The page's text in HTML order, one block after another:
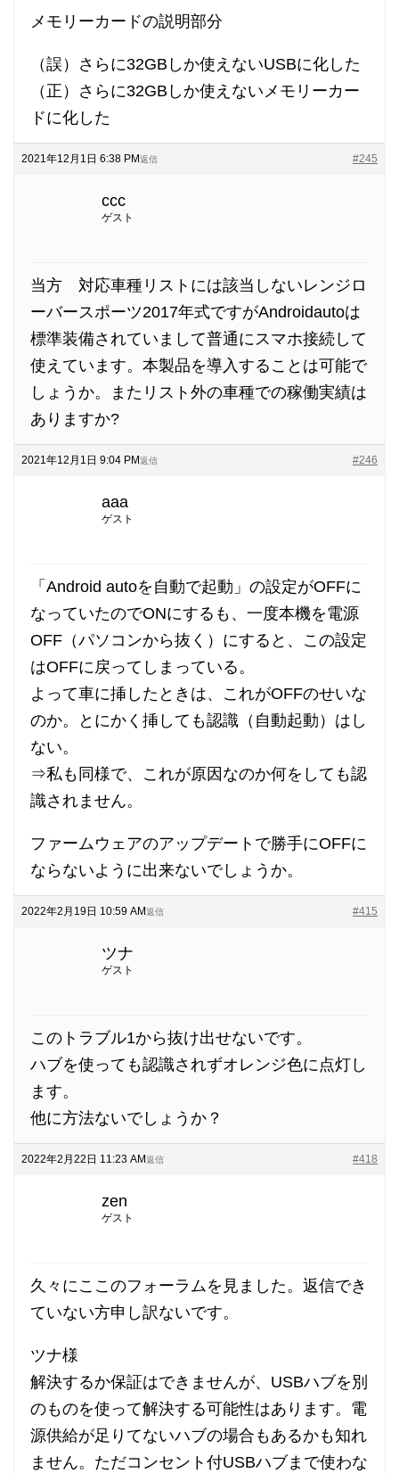
メモリーカードの説明部分
（誤）さらに32GBしか使えないUSBに化した
（正）さらに32GBしか使えないメモリーカー
ドに化した
2021年12月1日 6:38 PM #245
返信
ccc
ゲスト
当方 対応車種リストには該当しないレンジロ
ーバースポーツ2017年式ですがAndroidautoは
標準装備されていまして普通にスマホ接続して
使えています。本製品を導入することは可能で
しょうか。またリスト外の車種での稼働実績は
ありますか?
2021年12月1日 9:04 PM #246
返信
aaa
ゲスト
「Android autoを自動で起動」の設定がOFFに
なっていたのでONにするも、一度本機を電源
OFF（パソコンから抜く）にすると、この設定
はOFFに戻ってしまっている。
よって車に挿したときは、これがOFFのせいな
のか。とにかく挿しても認識（自動起動）はし
ない。
⇒私も同様で、これが原因なのか何をしても認
識されません。
ファームウェアのアップデートで勝手にOFFに
ならないように出来ないでしょうか。
2022年2月19日 10:59 AM #415
返信
ツナ
ゲスト
このトラブル1から抜け出せないです。
ハブを使っても認識されずオレンジ色に点灯し
ます。
他に方法ないでしょうか？
2022年2月22日 11:23 AM #418
返信
zen
ゲスト
久々にここのフォーラムを見ました。返信でき
ていない方申し訳ないです。
ツナ様
解決するか保証はできませんが、USBハブを別
のものを使って解決する可能性はあります。電
源供給が足りてないハブの場合もあるかも知れ
ません。ただコンセント付USBハブまで使わな